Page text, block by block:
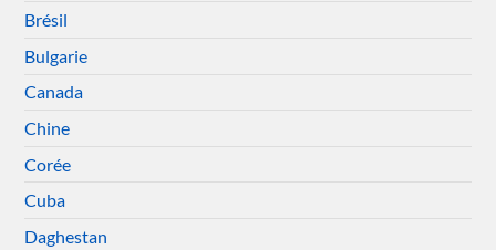
Brésil
Bulgarie
Canada
Chine
Corée
Cuba
Daghestan